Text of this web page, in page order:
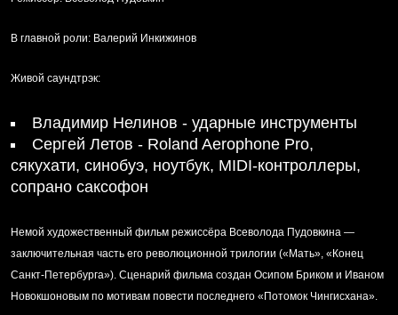
В главной роли: Валерий Инкижинов
Живой саундтрэк:
Владимир Нелинов - ударные инструменты
Сергей Летов - Roland Aerophone Pro,
сякухати, синобуэ, ноутбук, MIDI-контроллеры,
сопрано саксофон
Немой художественный фильм режиссёра Всеволода Пудовкина —
заключительная часть его революционной трилогии («Мать», «Конец
Санкт-Петербурга»). Сценарий фильма создан Осипом Бриком и Иваном
Новокшоновым по мотивам повести последнего «Потомок Чингисхана».